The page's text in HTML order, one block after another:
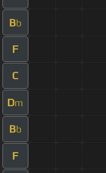
Bb
F
C
Dm
Bb
F